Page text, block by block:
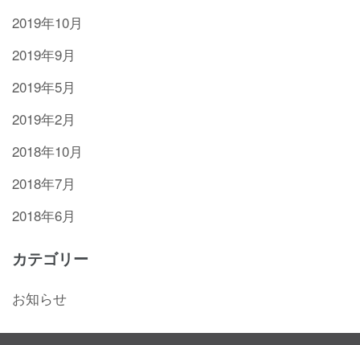
2019年10月
2019年9月
2019年5月
2019年2月
2018年10月
2018年7月
2018年6月
カテゴリー
お知らせ